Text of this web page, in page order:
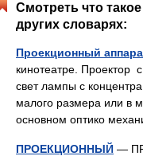
Смотреть что
других словарях:
Проекционный
кинотеатре. Проектор
свет лампы с
малого размера или в
основном оптико
ПРОЕКЦИОННЫЙ —